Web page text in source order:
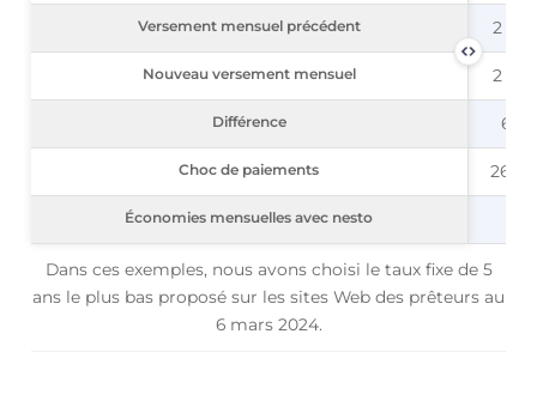
Versement mensuel précédent 2
Nouveau versement mensuel 2
Différence 614
Choc de paiements
Économies mensuelles avec nesto
Versement mensuel précédent
Nouveau versement mensuel
Différence
Choc de paiements
Économies mensuelles avec nesto
Dans ces exemples, nous avons choisi le taux fixe de 5
ans le plus bas proposé sur les sites Web des prêteurs au
6 mars 2024.